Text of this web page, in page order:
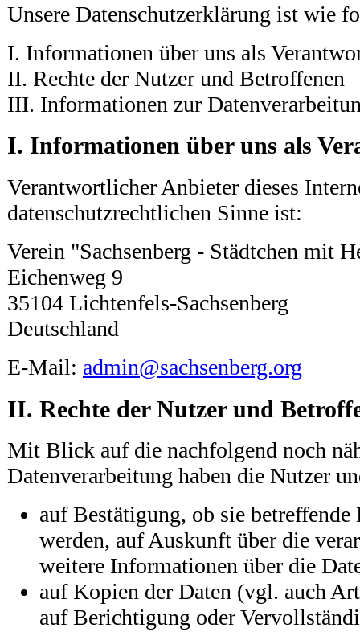
Unsere Datenschutzerklärung ist wie
I. Informationen über uns als
II. Rechte der Nutzer und Betroffenen
III. Informationen zur
I. Informationen über uns als
Verantwortlicher Anbieter dieses
datenschutzrechtlichen Sinne ist:
Verein "Sachsenberg - Städtchen mit
Eichenweg 9
35104 Lichtenfels-Sachsenberg
Deutschland
E-Mail: admin@sachsenberg.org
II. Rechte der Nutzer und
Mit Blick auf die nachfolgend noch
Datenverarbeitung haben die Nutzer
auf Bestätigung, ob sie betreffende
werden, auf Auskunft über die
weitere Informationen über die
auf Kopien der Daten (vgl. auch
auf Berichtigung oder